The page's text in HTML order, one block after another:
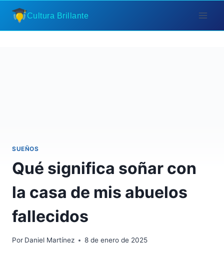
Saltar
contenido
Cultura Brillante
SUEÑOS
Qué significa soñar con
la casa de mis abuelos
fallecidos
Por Daniel Martínez 8 de enero de 2025